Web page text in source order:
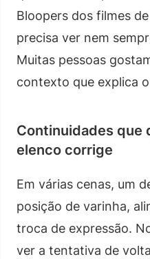
Bloopers dos filmes
precisa ver nem
Muitas pessoas
contexto que explica
Continuidades que
elenco corrige
Em várias cenas, um
posição de varinha,
troca de expressão.
ver a tentativa de